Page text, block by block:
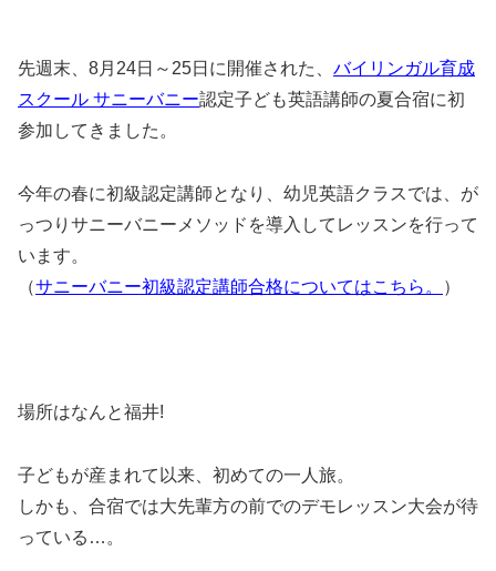
先週末、8月24日～25日に開催された、 バイリンガル育成
スクール サニーバニー認定子ども英語講師の夏合宿に初
参加してきました。
今年の春に初級認定講師となり、幼児英語クラスでは、が
っつりサニーバニーメソッドを導入してレッスンを行って
います。
（サニーバニー初級認定講師合格についてはこちら。 ）
場所はなんと福井!
子どもが産まれて以来、初めての一人旅。
しかも、合宿では大先輩方の前でのデモレッスン大会が待
っている…。